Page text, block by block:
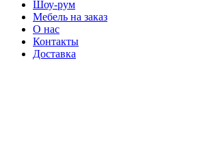
Шоу-рум
Мебель на заказ
О нас
Контакты
Доставка